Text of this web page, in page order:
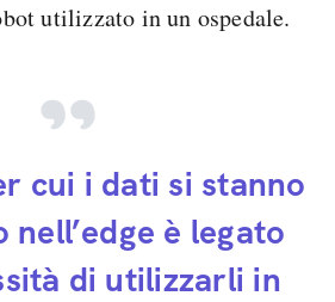
utilizzato in un ospedale.
cui i dati si stanno
nell’edge è legato
di utilizzarli in